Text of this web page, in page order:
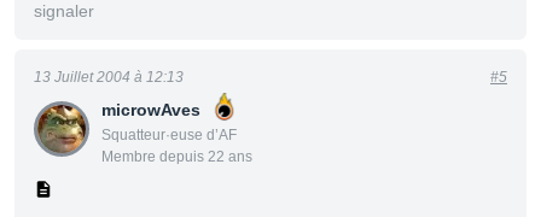
signaler
microwAves
Squatteur·euse d’AF
Membre depuis 22 ans
13 Juillet 2004 à 12:13 #5